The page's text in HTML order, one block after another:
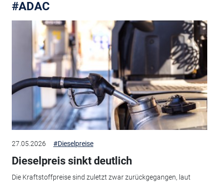
#ADAC
27.05.2026 #Dieselpreise
Dieselpreis sinkt deutlich
Die Kraftstoffpreise sind zuletzt zwar zurückgegangen, laut